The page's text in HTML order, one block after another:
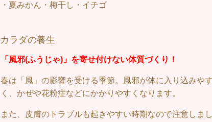
・夏みかん・梅干し・イチゴ
カラダの養生
「風邪(ふうじゃ)」を寄せ付けない体質づくり！
春は「風」の影響を受ける季節。風邪が体に入り込みや
く、かぜや花粉症などにかかりやすくなります。
また、皮膚のトラブルも起きやすい時期なので注意しま